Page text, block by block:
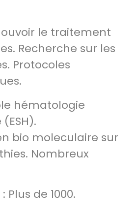
le traitement
Recherche sur les
Protocoles
hématologie
bio moleculaire sur
Nombreux
Plus de 1000.